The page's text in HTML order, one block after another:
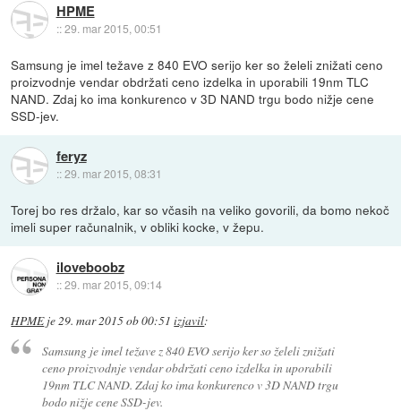
HPME
::29. mar 2015, 00:51
Samsung je imel težave z 840 EVO serijo ker so želeli znižati ceno
proizvodnje vendar obdržati ceno izdelka in uporabili 19nm TLC
NAND. Zdaj ko ima konkurenco v 3D NAND trgu bodo nižje cene
SSD-jev.
feryz
::29. mar 2015, 08:31
Torej bo res držalo, kar so včasih na veliko govorili, da bomo nekoč
imeli super računalnik, v obliki kocke, v žepu.
iloveboobz
::29. mar 2015, 09:14
HPMEje29. mar 2015 ob 00:51 izjavil:
Samsung je imel težave z 840 EVO serijo ker so želeli znižati
ceno proizvodnje vendar obdržati ceno izdelka in uporabili
19nm TLC NAND. Zdaj ko ima konkurenco v 3D NAND trgu
bodo nižje cene SSD-jev.